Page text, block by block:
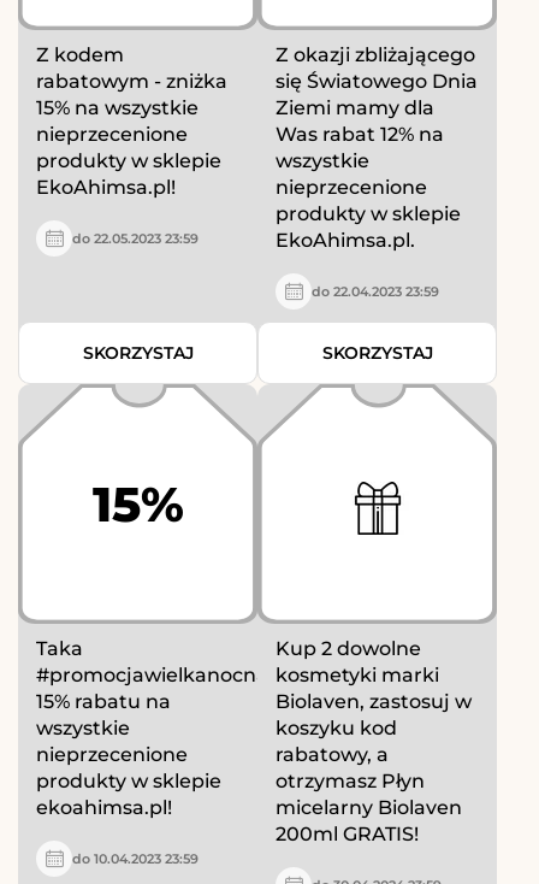
Z kodem
rabatowym - zniżka
15% na wszystkie
nieprzecenione
produkty w sklepie
EkoAhimsa.pl!
do 22.05.2023 23:59
SKORZYSTAJ
Z okazji zbliżającego
się Światowego Dnia
Ziemi mamy dla
Was rabat 12% na
wszystkie
nieprzecenione
produkty w sklepie
EkoAhimsa.pl.
do 22.04.2023 23:59
SKORZYSTAJ
15%
Taka
#promocjawielkanocna:
15% rabatu na
wszystkie
nieprzecenione
produkty w sklepie
ekoahimsa.pl!
do 10.04.2023 23:59
Kup 2 dowolne
kosmetyki marki
Biolaven, zastosuj w
koszyku kod
rabatowy, a
otrzymasz Płyn
micelarny Biolaven
200ml GRATIS!